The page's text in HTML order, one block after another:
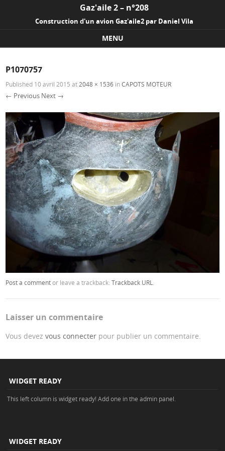
Gaz'aile 2 – n°208
Construction d'un avion Gaz'aile2 par Daniel Vila
MENU
P1070757
Published 10 avril 2015 at 2048 × 1536 inCAPOTS MOTEUR
← Previous Next →
Post a commentor leave a trackback:Trackback URL
Laisser un commentaire
Vous devezvous connecter pour publier un commentaire.
WIDGET READY
This left column is widget ready! Add one in the admin panel.
WIDGET READY